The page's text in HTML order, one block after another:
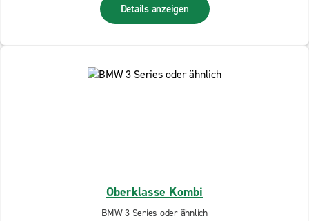
Details anzeigen
Oberklasse Kombi
BMW 3 Series oder ähnlich